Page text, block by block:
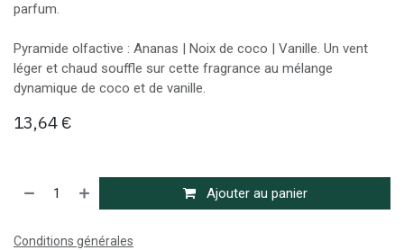
parfum.
Pyramide olfactive : Ananas | Noix de coco | Vanille. Un vent
léger et chaud souffle sur cette fragrance au mélange
dynamique de coco et de vanille.
13,64 €
Ajouter au panier
Conditions générales